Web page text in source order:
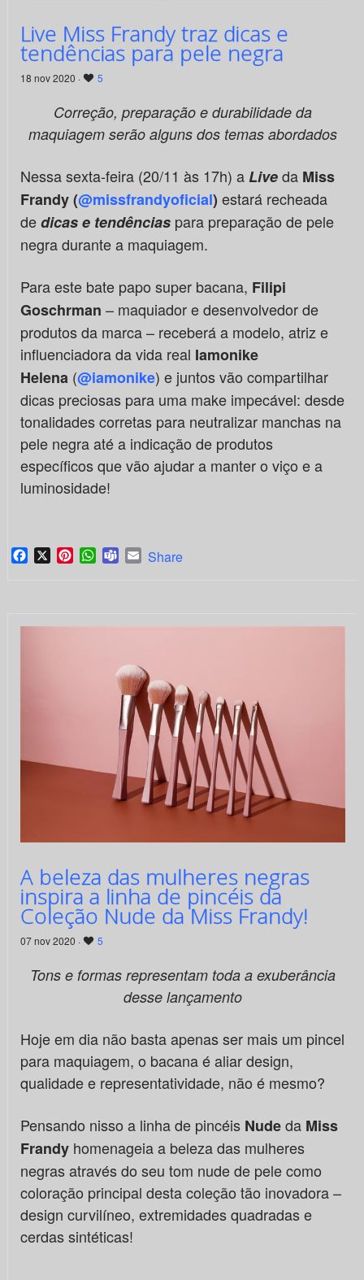
Live Miss Frandy traz dicas e
tendências para pele negra
18 nov 2020 · 5
Correção, preparação e durabilidade da
maquiagem serão alguns dos temas abordados
Nessa sexta-feira (20/11 às 17h) aLiveda Miss
Frandy (@missfrandyoficial) estará recheada
dedicas e tendênciaspara preparação de pele
negra durante a maquiagem.
Para este bate papo super bacana, Filipi
Goschrman – maquiador e desenvolvedor de
produtos da marca – receberá a modelo, atriz e
influenciadora da vida real Iamonike
Helena (@iamonike) e juntos vão compartilhar
dicas preciosas para uma make impecável: desde
tonalidades corretas para neutralizar manchas na
pele negra até a indicação de produtos
específicos que vão ajudar a manter o viço e a
luminosidade!
Facebook
X PinterestWhatsApp
TeamsEmail
Share
A beleza das mulheres negras
inspira a linha de pincéis da
Coleção Nude da Miss Frandy!
07 nov 2020 · 5
Tons e formas representam toda a exuberância
desse lançamento
Hoje em dia não basta apenas ser mais um pincel
para maquiagem, o bacana é aliar design,
qualidade e representatividade, não é mesmo?
Pensando nisso a linha de pincéis Nudeda Miss
Frandyhomenageia a beleza das mulheres
negras através do seu tom nude de pele como
coloração principal desta coleção tão inovadora –
design curvilíneo, extremidades quadradas e
cerdas sintéticas!